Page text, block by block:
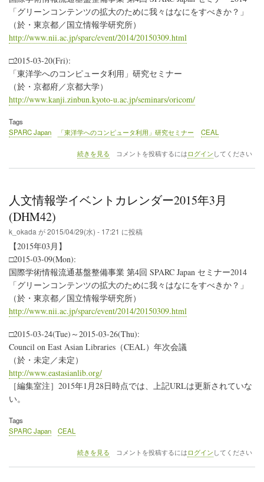
ー
～
外
国
究
者
と
し
の
情
報
に
ど
う
れ
～」
「グリーンコンテンツの拡大のために我々はなにをすべきか？」
（於・東京都／国立情報学研究所）
http://www.nii.ac.jp/sparc/event/2014/20150309.html
□2015-03-20(Fri):
「東洋学へのコンピュータ利用」研究セミナー
（於・京都府／京都大学）
http://www.kanji.zinbun.kyoto-u.ac.jp/seminars/oricom/
Tags
SPARC Japan
「東洋学へのコンピュータ利用」研究セミナー CEAL
人
イ
ト
ダ
ー
2015
年
3
(DHM43)
続きを見る コメントを投稿するには ログイン してください
人文情報学イベントカレンダー2015年3月
(DHM42)
k_okada が2015/04/29(水) - 17:21 に投稿
【2015年03月】
□2015-03-09(Mon):
国際学術情報流通基盤整備事業 第4回 SPARC Japan セミナー2014
「グリーンコンテンツの拡大のために我々はなにをすべきか？」
（於・東京都／国立情報学研究所）
http://www.nii.ac.jp/sparc/event/2014/20150309.html
□2015-03-24(Tue)～2015-03-26(Thu):
Council on East Asian Libraries（CEAL）年次会議
（於・未定／未定）
http://www.eastasianlib.org/
［編集室注］2015年1月28日時点では、上記URLは更新されていな
い。
Tags
SPARC Japan
CEAL
人
続きを見る コメントを投稿するには ログイン してください